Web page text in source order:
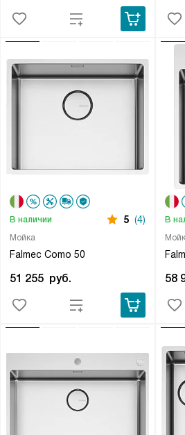
Мойка
Falmec Como 50
В наличии 5 (4)
51 255 руб.
В
58